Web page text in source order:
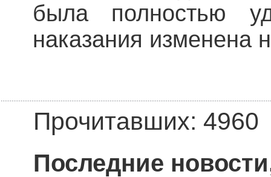
была полностью
наказания изменена
Прочитавших: 4960
Последние